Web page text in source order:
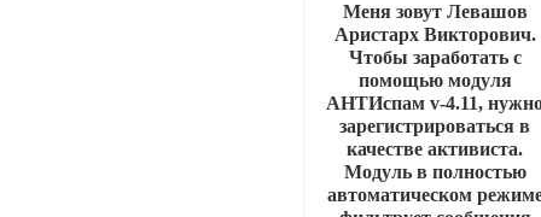
Меня зовут Левашов
Аристарх Викторович.
Чтобы заработать с
помощью модуля
АНТИспам v-4.11,
зарегистрироваться в
качестве активиста.
Модуль в полностью
автоматическом